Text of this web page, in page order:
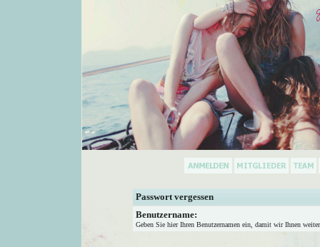
Passwort vergessen
Benutzername:
Geben Sie hier Ihren Benutzernamen ein, damit wir Ihnen